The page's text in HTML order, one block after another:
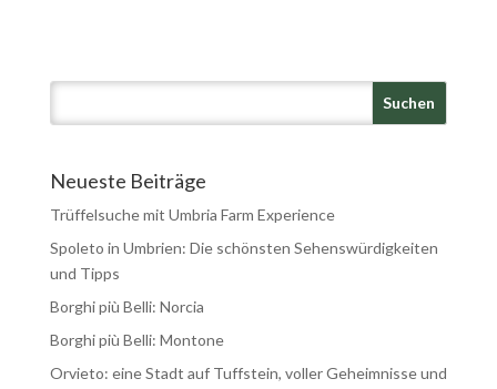
Neueste Beiträge
Trüffelsuche mit Umbria Farm Experience
Spoleto in Umbrien: Die schönsten Sehenswürdigkeiten
und Tipps
Borghi più Belli: Norcia
Borghi più Belli: Montone
Orvieto: eine Stadt auf Tuffstein, voller Geheimnisse und